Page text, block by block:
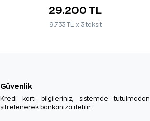
29.200 TL
9.733 TL x 3 taksit
Güvenlik
Kredi kartı bilgileriniz, sistemde tutulmadan
şifrelenerek bankanıza iletilir.